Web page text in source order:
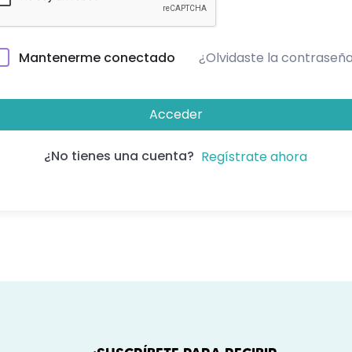
Mantenerme conectado ¿Olvidaste la
Acceder
¿No tienes una cuenta? Regístrate ahora